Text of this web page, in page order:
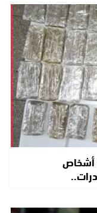
فرقة مكافحة العصابات طَاحْتْ عْلَى 2 أشخاص